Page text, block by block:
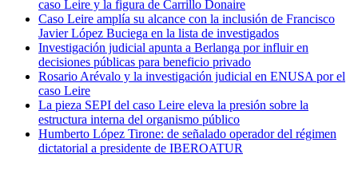
caso Leire y la figura de Carrillo Donaire
Caso Leire amplía su alcance con la inclusión de Francisco
Javier López Buciega en la lista de investigados
Investigación judicial apunta a Berlanga por influir en
decisiones públicas para beneficio privado
Rosario Arévalo y la investigación judicial en ENUSA por el
caso Leire
La pieza SEPI del caso Leire eleva la presión sobre la
estructura interna del organismo público
Humberto López Tirone: de señalado operador del régimen
dictatorial a presidente de IBEROATUR